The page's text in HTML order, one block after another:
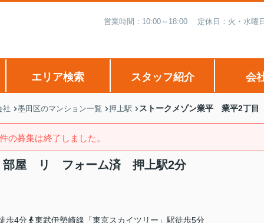
営業時間：10:00～18:00 定休日：火・水曜
エリア検索 スタッフ紹介 会
社 墨田区のマンション一覧 押上駅 ストークメゾン業平 業平2
の募集は終了しました。
部屋 リ フォーム済 押上駅2分
歩4分 東武伊勢崎線「東京スカイツリー」駅徒歩5分